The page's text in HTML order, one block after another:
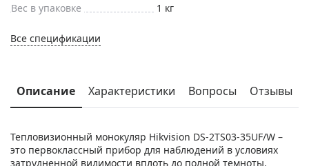
Вес в упаковке
1 кг
Все спецификации
Описание Характеристики Вопросы Отзывы
Тепловизионный монокуляр Hikvision DS-2TS03-35UF/W –
это первоклассный прибор для наблюдений в условиях
затрудненной видимости вплоть до полной темноты.